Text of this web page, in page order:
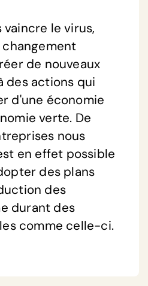
vaincre le virus,
de nouveaux
des actions qui
d'une économie
verte. De
nous
en effet possible
des plans
des
durant des
comme celle-ci.